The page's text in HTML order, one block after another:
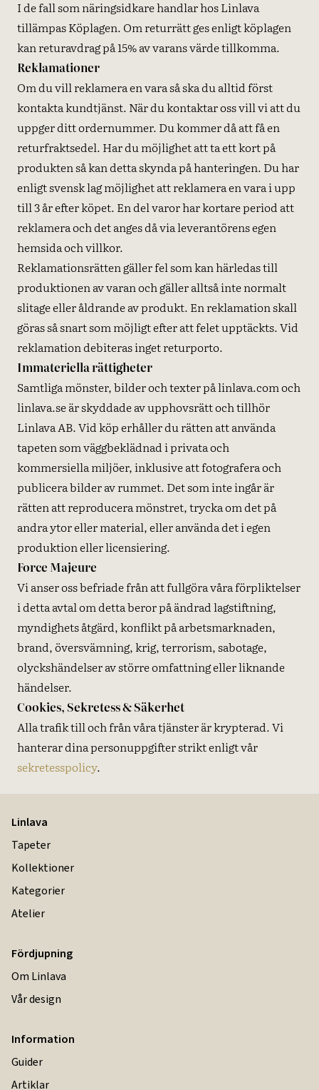
I de fall som näringsidkare handlar hos Linlava
tillämpas Köplagen. Om returrätt ges enligt köplagen
kan returavdrag på 15% av varans värde tillkomma.
Reklamationer
Om du vill reklamera en vara så ska du alltid först
kontakta kundtjänst. När du kontaktar oss vill vi att du
uppger ditt ordernummer. Du kommer då att få en
returfraktsedel. Har du möjlighet att ta ett kort på
produkten så kan detta skynda på hanteringen. Du har
enligt svensk lag möjlighet att reklamera en vara i upp
till 3 år efter köpet. En del varor har kortare period att
reklamera och det anges då via leverantörens egen
hemsida och villkor.
Reklamationsrätten gäller fel som kan härledas till
produktionen av varan och gäller alltså inte normalt
slitage eller åldrande av produkt. En reklamation skall
göras så snart som möjligt efter att felet upptäckts. Vid
reklamation debiteras inget returporto.
Immateriella rättigheter
Samtliga mönster, bilder och texter på linlava.com och
linlava.se är skyddade av upphovsrätt och tillhör
Linlava AB. Vid köp erhåller du rätten att använda
tapeten som väggbeklädnad i privata och
kommersiella miljöer, inklusive att fotografera och
publicera bilder av rummet. Det som inte ingår är
rätten att reproducera mönstret, trycka om det på
andra ytor eller material, eller använda det i egen
produktion eller licensiering.
Force Majeure
Vi anser oss befriade från att fullgöra våra förpliktelser
i detta avtal om detta beror på ändrad lagstiftning,
myndighets åtgärd, konflikt på arbetsmarknaden,
brand, översvämning, krig, terrorism, sabotage,
olyckshändelser av större omfattning eller liknande
händelser.
Cookies, Sekretess & Säkerhet
Alla trafik till och från våra tjänster är krypterad. Vi
hanterar dina personuppgifter strikt enligt vår
sekretesspolicy.
Linlava
Tapeter
Kollektioner
Kategorier
Atelier
Fördjupning
Om Linlava
Vår design
Information
Guider
Artiklar